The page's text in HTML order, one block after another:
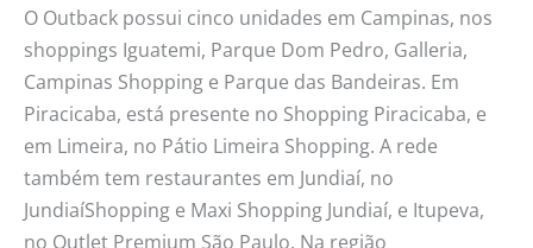
O Outback possui cinco unidades em Campinas, nos
shoppings Iguatemi, Parque Dom Pedro, Galleria,
Campinas Shopping e Parque das Bandeiras. Em
Piracicaba, está presente no Shopping Piracicaba, e
em Limeira, no Pátio Limeira Shopping. A rede
também tem restaurantes em Jundiaí, no
JundiaíShopping e Maxi Shopping Jundiaí, e Itupeva,
no Outlet Premium São Paulo. Na região